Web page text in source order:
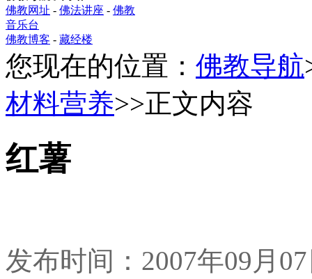
佛教网址 - 佛法讲座 - 佛教
音乐台
佛教博客 - 藏经楼
您现在的位置： 佛教导航
材料营养>>正文内容
红薯
发布时间：2007年09月